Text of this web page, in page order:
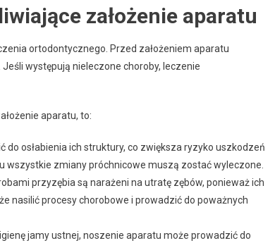
założenie aparatu
ortodontycznego. Przed założeniem aparatu
występują nieleczone choroby, leczenie
aparatu, to:
do osłabienia ich struktury, co zwiększa ryzyko uszkodzeń
zmiany próchnicowe muszą zostać wyleczone.
przyzębia są narażeni na utratę zębów, ponieważ ich
nasilić procesy chorobowe i prowadzić do poważnych
jamy ustnej, noszenie aparatu może prowadzić do